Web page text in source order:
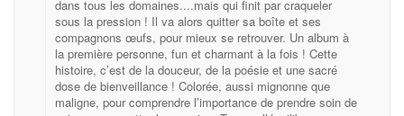
dans tous les domaines....mais qui finit par craqueler
sous la pression ! Il va alors quitter sa boîte et ses
compagnons œufs, pour mieux se retrouver. Un album à
la première personne, fun et charmant à la fois ! Cette
histoire, c’est de la douceur, de la poésie et une sacré
dose de bienveillance ! Colorée, aussi mignonne que
maligne, pour comprendre l’importance de prendre soin de